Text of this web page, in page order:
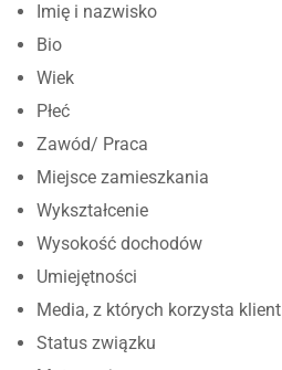
Imię i nazwisko
Bio
Wiek
Płeć
Zawód/ Praca
Miejsce zamieszkania
Wykształcenie
Wysokość dochodów
Umiejętności
Media, z których korzysta klient
Status związku